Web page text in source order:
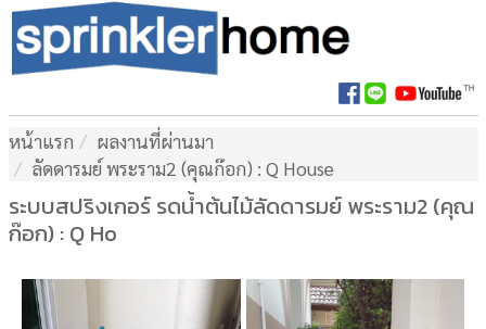
หน้าแรก
ผลงานที่ผ่านมา
ลัดดารมย์ พระราม2 (คุณก๊อก) : Q House
ระบบสปริงเกอร์ รดน้ำต้นไม้ลัดดารมย์ พระราม2 (คุณ
ก๊อก) : Q Ho